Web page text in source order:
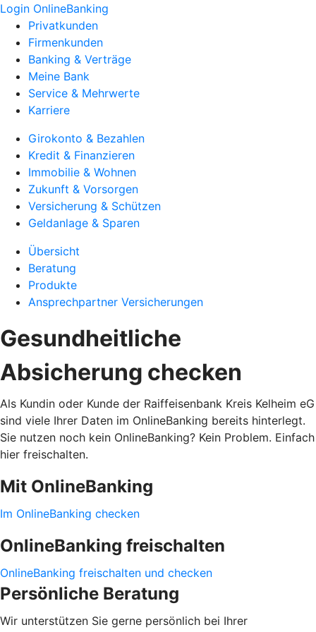
Login OnlineBanking
Privatkunden
Firmenkunden
Banking & Verträge
Meine Bank
Service & Mehrwerte
Karriere
Girokonto & Bezahlen
Kredit & Finanzieren
Immobilie & Wohnen
Zukunft & Vorsorgen
Versicherung & Schützen
Geldanlage & Sparen
Übersicht
Beratung
Produkte
Ansprechpartner Versicherungen
Gesundheitliche
Absicherung checken
Als Kundin oder Kunde der Raiffeisenbank Kreis Kelheim eG
sind viele Ihrer Daten im OnlineBanking bereits hinterlegt.
Sie nutzen noch kein OnlineBanking? Kein Problem. Einfach
hier freischalten.
Mit OnlineBanking
Im OnlineBanking checken
OnlineBanking freischalten
OnlineBanking freischalten und checken
Persönliche Beratung
Wir unterstützen Sie gerne persönlich bei Ihrer